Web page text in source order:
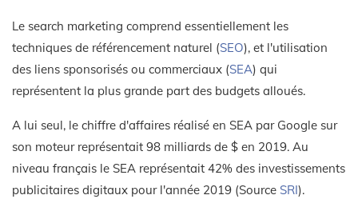
Le search marketing comprend essentiellement les
techniques de référencement naturel (SEO), et l'utilisation
des liens sponsorisés ou commerciaux (SEA) qui
représentent la plus grande part des budgets alloués.
A lui seul, le chiffre d'affaires réalisé en SEA par Google sur
son moteur représentait 98 milliards de $ en 2019. Au
niveau français le SEA représentait 42% des investissements
publicitaires digitaux pour l'année 2019 (Source SRI).